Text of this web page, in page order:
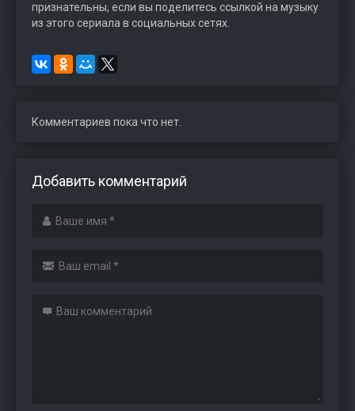
признательны, если вы поделитесь ссылкой на музыку
из этого сериала в социальных сетях.
Комментариев пока что нет.
Добавить комментарий